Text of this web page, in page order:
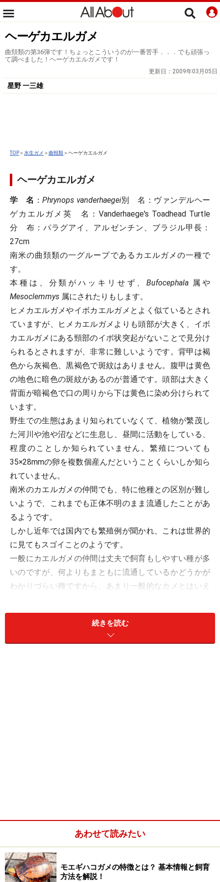
ヘーゲカエルガメ
曲頚類の第36弾です！ちょっとこういうのが一番苦手．．．でも頑張っ
て調べました！ヘーゲカエルガメです！
更新日： 2009年03月05日
星野 一三雄
TOP＞水生ガメ ＞曲頸類＞ヘーゲカエルガメ
ヘーゲカエルガメ
学 名 ： Phrynops vanderhaegei別 名 ：ヴァンデルヘー
ゲカエルガメ 英 名 ：Vanderhaege's Toadhead Turtle
分 布 ：パラグアイ、アルゼンチン、ブラジル甲長 ：
27cm
南米の曲頚類の一グループであるカエルガメの一種で
す。
本種は、分類がハッキリせず、Bufocephala 属や
Mesoclemmys 属にされたりもします。
ヒメカエルガメやイボカエルガメとよく似ているとされ
ていますが、ヒメカエルガメよりも頭部が大きく、イボ
カエルガメにある頸部のイボ状突起がないことで見分け
られるとされますが、非常に難しいようです。背甲は褐
色から灰褐色、黒褐色で斑紋はありません。腹甲は黄色
の地色に暗色の斑紋があるのが普通です。頭部は大きく
背面が暗褐色で口の周りから下は黄色に染め分けられて
います。
野生での生態はあまり知られていなくて、植物が繁茂し
た河川や池や沼などに生息し、昼間に活動をしている、
程度のことしか知られていません。繁殖についても
35×28mmの卵を複数個産んだということくらいしか知ら
れていません。
南米のカエルガメの仲間でも、特に他種との区別が難し
いようで、これまでも正体不明のまま流通したことがあ
るようです。
しかし近年では国内でも繁殖例が聞かれ、これは世界的
に見てもスゴイことのようです。
一般にカエルガメの仲間は丈夫で飼育もしやすい種が多
いのですが、何よりもまともに流通しているかどうかが
わかりづらい種ですから、あまり一般的なカメとはいえ
似たような種類が多いため不明種として流通してい
たこともあるらしい
頸部に棘状の突起がない、頭部の口唇よりも下が黄
色く染め分けられている等で区別できるらしい
野生での生態はほとんどわかっていない
続きを読む
あわせて読みたい
モエギハコガメの特徴とは？ 基本情報と飼育
方法を解説！